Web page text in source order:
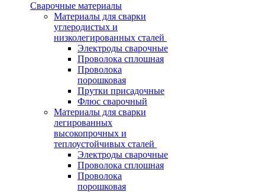
Сварочные материалы
Материалы для сварки
углеродистых и
низколегированных сталей
Электроды сварочные
Проволока сплошная
Проволока
порошковая
Прутки присадочные
Флюс сварочный
Материалы для сварки
легированных
высокопрочных и
теплоустойчивых сталей
Электроды сварочные
Проволока сплошная
Проволока
порошковая